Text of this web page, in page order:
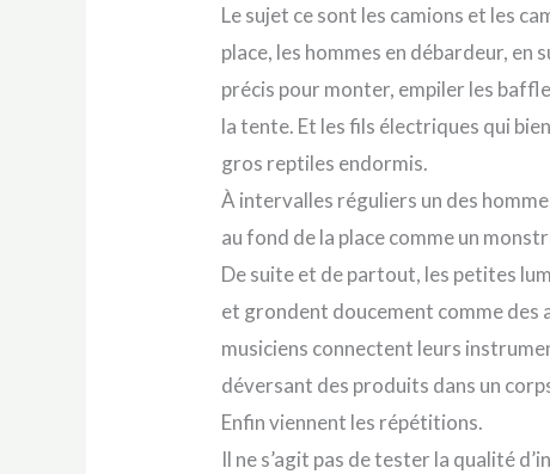
Le sujet ce sont les camions et les
place, les hommes en débardeur, en
précis pour monter, empiler les
la tente. Et les fils électriques qui
gros reptiles endormis.
À intervalles réguliers un des
au fond de la place comme un
De suite et de partout, les petites
et grondent doucement comme des
musiciens connectent leurs
déversant des produits dans un
Enfin viennent les répétitions.
Il ne s’agit pas de tester la qualité